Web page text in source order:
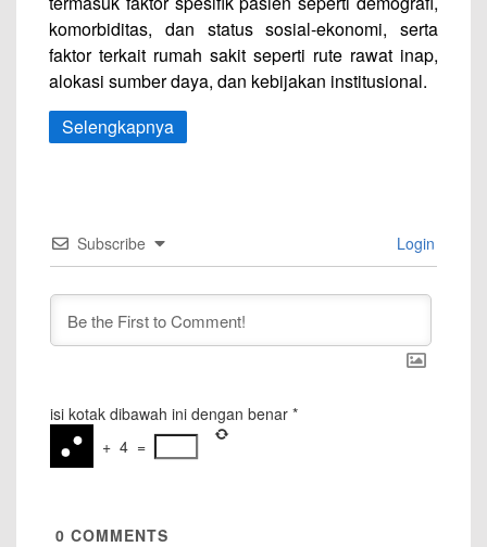
komorbiditas, dan status sosial-ekonomi, serta
faktor terkait rumah sakit seperti rute rawat inap,
alokasi sumber daya, dan kebijakan institusional.
Selengkapnya
Subscribe Login
isi kotak dibawah ini dengan benar *
+ 4 =
0 COMMENTS